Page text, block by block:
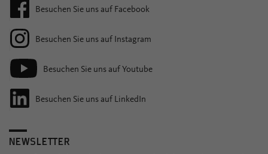
Besuchen Sie uns auf Facebook
Besuchen Sie uns auf Instagram
Besuchen Sie uns auf Youtube
Besuchen Sie uns auf LinkedIn
NEWSLETTER